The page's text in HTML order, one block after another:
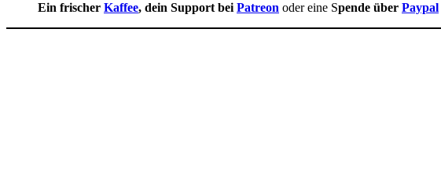
Ein frischer Kaffee, dein Support bei Patreon oder eine Spende über Paypal